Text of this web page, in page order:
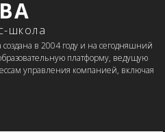
школа
в 2004 году и на сегодняшний
платформу, ведущую
управления компанией, включая